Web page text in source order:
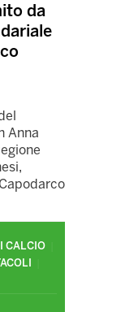
da
Anna
CALCIO